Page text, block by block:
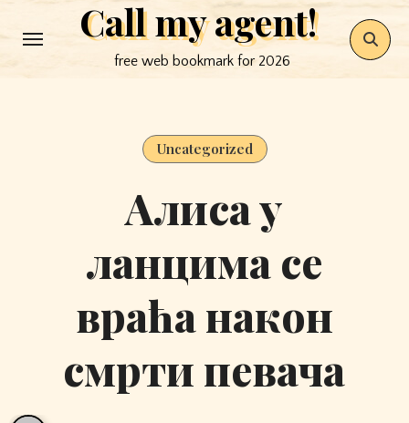
to
Call my agent!
free web bookmark for 2026
Uncategorized
Алиса у
ланцима се
враћа након
смрти певача